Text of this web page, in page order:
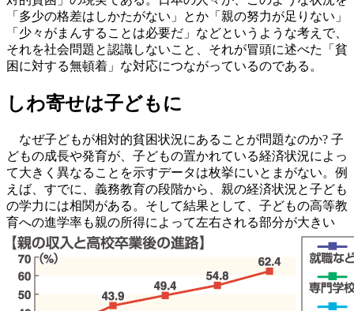
「多少の格差はしかたがない」とか「親の努力が足りない」
「少々がまんすることは必要だ」などというような考えで、
それを社会問題と認識しないこと、それが冒頭に述べた「貧
困に対する無頓着」な対応につながっているのである。
しわ寄せは子どもに
なぜ子どもが相対的貧困状況にあることが問題なのか? 子
どもの成長や発育が、子どもの置かれている経済状況によっ
て大きく異なることを示すデータは枚挙にいとまがない。例
えば、すでに、義務教育の段階から、親の経済状況と子ども
の学力には相関がある。そして結果として、子どもの高等教
育への進学率も親の所得によって左右される部分が大きい